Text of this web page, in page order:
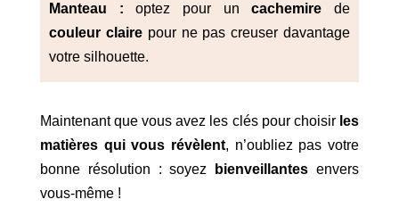
Manteau : optez pour uncachemire de
couleur clairepour ne pas creuser davantage
votre silhouette.
Maintenant que vous avez les clés pour choisir les
matières qui vous révèlent, n’oubliez pas votre
bonne résolution : soyez
bienveillantes envers
vous-même !